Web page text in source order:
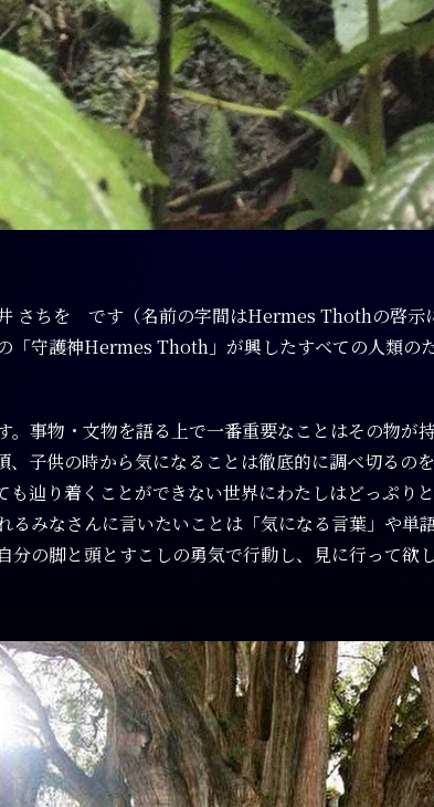
さちを です（名前の字間はHermes Thothの啓示
「守護神Hermes Thoth」が興したすべての人類の
。事物・文物を語る上で一番重要なことはその物
、子供の時から気になることは徹底的に調べ切るの
も辿り着くことができない世界にわたしはどっぷり
るみなさんに言いたいことは「気になる言葉」や
分の脚と頭とすこしの勇気で行動し、見に行って欲